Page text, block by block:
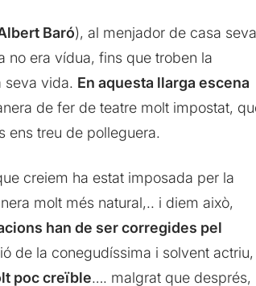
Baró), al menjador de casa
no era vídua, fins que troben la
seva vida. En aquesta llarga escena
de fer de teatre molt impostat,
ens treu de polleguera.
creiem ha estat imposada per la
molt més natural,.. i diem això,
han de ser corregides pel
de la conegudíssima i solvent actriu,
poc creïble…. malgrat que després,